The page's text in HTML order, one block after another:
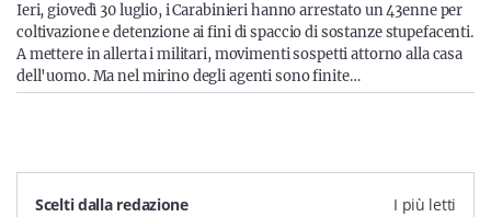
Servizi
Iscriviti
Ieri, giovedì 30 luglio, i Carabinieri hanno arrestato un 43enne per
coltivazione e detenzione ai fini di spaccio di sostanze stupefacenti.
A mettere in allerta i militari, movimenti sospetti attorno alla casa
dell'uomo. Ma nel mirino degli agenti sono finite…
Scelti dalla redazione I più letti